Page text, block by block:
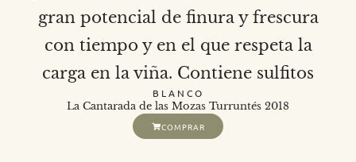
gran potencial de finura y frescura
con tiempo y en el que respeta la
carga en la viña. Contiene sulfitos
BLANCO
La Cantarada de las Mozas Turruntés 2018
COMPRAR